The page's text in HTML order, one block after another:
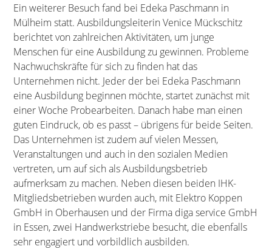
Ein weiterer Besuch fand bei Edeka Paschmann in
Mülheim statt. Ausbildungsleiterin Venice Mückschitz
berichtet von zahlreichen Aktivitäten, um junge
Menschen für eine Ausbildung zu gewinnen. Probleme
Nachwuchskräfte für sich zu finden hat das
Unternehmen nicht. Jeder der bei Edeka Paschmann
eine Ausbildung beginnen möchte, startet zunächst mit
einer Woche Probearbeiten. Danach habe man einen
guten Eindruck, ob es passt – übrigens für beide Seiten.
Das Unternehmen ist zudem auf vielen Messen,
Veranstaltungen und auch in den sozialen Medien
vertreten, um auf sich als Ausbildungsbetrieb
aufmerksam zu machen. Neben diesen beiden IHK-
Mitgliedsbetrieben wurden auch, mit Elektro Koppen
GmbH in Oberhausen und der Firma diga service GmbH
in Essen, zwei Handwerkstriebe besucht, die ebenfalls
sehr engagiert und vorbildlich ausbilden.